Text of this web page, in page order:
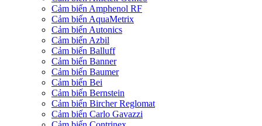
Cảm biến Amphenol RF
Cảm biến AquaMetrix
Cảm biến Autonics
Cảm biến Azbil
Cảm biến Balluff
Cảm biến Banner
Cảm biến Baumer
Cảm biến Bei
Cảm biến Bernstein
Cảm biến Bircher Reglomat
Cảm biến Carlo Gavazzi